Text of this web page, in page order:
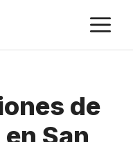
de
San